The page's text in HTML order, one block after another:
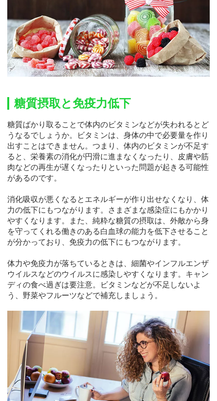
糖質摂取と免疫力低下
糖質ばかり取ることで体内のビタミンなどが失われるとど
うなるでしょうか。ビタミンは、身体の中で必要量を作り
出すことはできません。つまり、体内のビタミンが不足す
ると、栄養素の消化が円滑に進まなくなったり、皮膚や筋
肉などの再生が遅くなったりといった問題が起きる可能性
があるのです。
消化吸収が悪くなるとエネルギーが作り出せなくなり、体
力の低下にもつながります。さまざまな感染症にもかかり
やすくなります。また、純粋な糖質の摂取は、外敵から身
を守ってくれる働きのある白血球の能力を低下させること
が分かっており、免疫力の低下にもつながります。
体力や免疫力が落ちているときは、細菌やインフルエンザ
ウイルスなどのウイルスに感染しやすくなります。キャン
ディの食べ過ぎは要注意。ビタミンなどが不足しないよ
う、野菜やフルーツなどで補充しましょう。